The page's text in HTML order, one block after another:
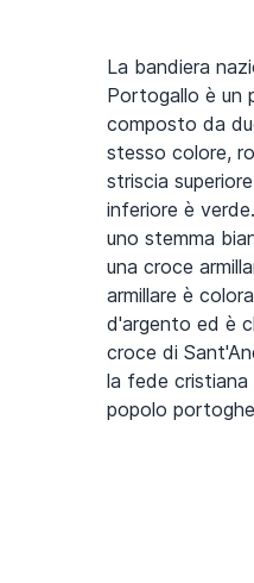
La bandiera
Portogallo è un
composto da
stesso colore,
striscia
inferiore è
uno stemma
una croce
armillare è
d'argento ed è
croce di
la fede
popolo